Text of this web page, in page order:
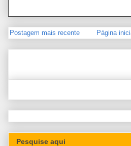
Postagem mais recente Página
Pesquise aqui